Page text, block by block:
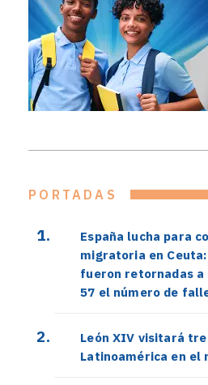
PORTADAS
España lucha para
migratoria en
fueron retornadas a
57 el número de
León XIV visitará
Latinoamérica en el